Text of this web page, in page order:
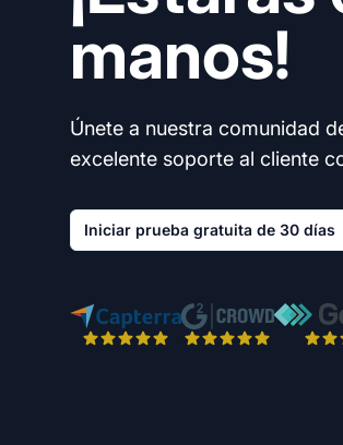
manos!
Únete a nuestra comunidad
excelente soporte al cliente
Iniciar prueba gratuita de 30 días